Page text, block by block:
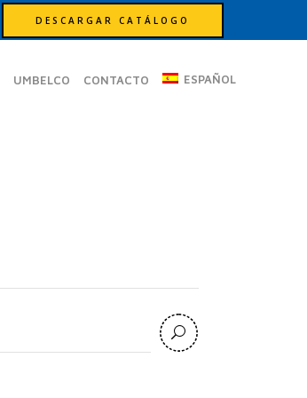
DESCARGAR CATÁLOGO
UMBELCO CONTACTO ESPAÑOL